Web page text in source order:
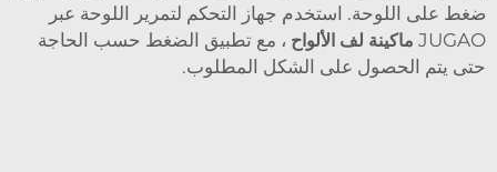
ضغط على اللوحة. استخدم جهاز التحكم لتمرير اللوحة عبر
JUGAO ماكينة لف الألواح ، مع تطبيق الضغط حسب الحاجة
حتى يتم الحصول على الشكل المطلوب.